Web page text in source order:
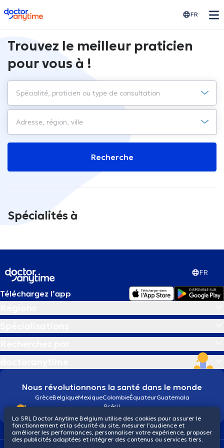
doctoranytime FR
Trouvez le meilleur praticien
pour vous à !
Recherche
Spécialités à
FR
Téléchargez l’app
Nous révolutionnons la santé dans le monde
GrèceBelgiqueMexiqueColombieÉquateurGuatemala
Brésil
La SRL Doctor Anytime Belgium utilise des cookies pour assurer le
fonctionnement et la sécurité du site, mesurer l’audience et
améliorer les performances, personnaliser votre expérience, proposer
des publicités adaptées et intégrer des contenus ou services tiers.